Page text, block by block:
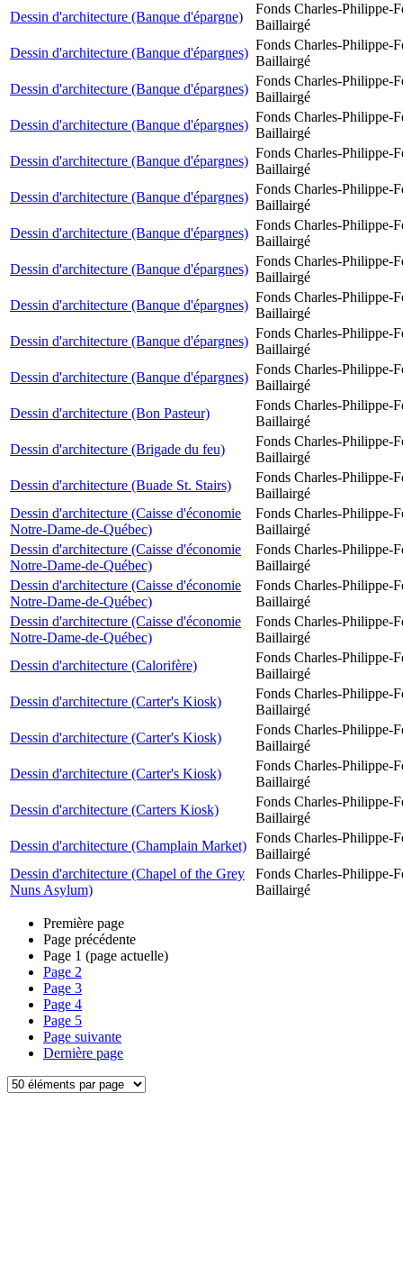
Dessin d'architecture (Banque d'épargne)
Fonds Charles-Philippe-
Baillairgé
Dessin d'architecture (Banque d'épargnes)
Fonds Charles-Philippe-
Baillairgé
Dessin d'architecture (Banque d'épargnes)
Fonds Charles-Philippe-
Baillairgé
Dessin d'architecture (Banque d'épargnes)
Fonds Charles-Philippe-
Baillairgé
Dessin d'architecture (Banque d'épargnes)
Fonds Charles-Philippe-
Baillairgé
Dessin d'architecture (Banque d'épargnes)
Fonds Charles-Philippe-
Baillairgé
Dessin d'architecture (Banque d'épargnes)
Fonds Charles-Philippe-
Baillairgé
Dessin d'architecture (Banque d'épargnes)
Fonds Charles-Philippe-
Baillairgé
Dessin d'architecture (Banque d'épargnes)
Fonds Charles-Philippe-
Baillairgé
Dessin d'architecture (Banque d'épargnes)
Fonds Charles-Philippe-
Baillairgé
Dessin d'architecture (Banque d'épargnes)
Fonds Charles-Philippe-
Baillairgé
Dessin d'architecture (Bon Pasteur)
Fonds Charles-Philippe-
Baillairgé
Dessin d'architecture (Brigade du feu)
Fonds Charles-Philippe-
Baillairgé
Dessin d'architecture (Buade St. Stairs)
Fonds Charles-Philippe-
Baillairgé
Dessin d'architecture (Caisse d'économie
Notre-Dame-de-Québec)
Fonds Charles-Philippe-
Baillairgé
Dessin d'architecture (Caisse d'économie
Notre-Dame-de-Québec)
Fonds Charles-Philippe-
Baillairgé
Dessin d'architecture (Caisse d'économie
Notre-Dame-de-Québec)
Fonds Charles-Philippe-
Baillairgé
Dessin d'architecture (Caisse d'économie
Notre-Dame-de-Québec)
Fonds Charles-Philippe-
Baillairgé
Dessin d'architecture (Calorifère)
Fonds Charles-Philippe-
Baillairgé
Dessin d'architecture (Carter's Kiosk)
Fonds Charles-Philippe-
Baillairgé
Dessin d'architecture (Carter's Kiosk)
Fonds Charles-Philippe-
Baillairgé
Dessin d'architecture (Carter's Kiosk)
Fonds Charles-Philippe-
Baillairgé
Dessin d'architecture (Carters Kiosk)
Fonds Charles-Philippe-
Baillairgé
Dessin d'architecture (Champlain Market)
Fonds Charles-Philippe-
Baillairgé
Dessin d'architecture (Chapel of the Grey
Nuns Asylum)
Fonds Charles-Philippe-
Baillairgé
Première page
Page précédente
Page 1 (page actuelle)
Page 2
Page 3
Page 4
Page 5
Page suivante
Dernière page